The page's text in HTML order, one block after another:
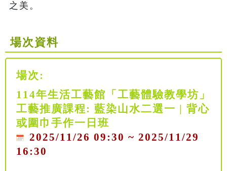
之美。
場次資料
場次:
114年生活工藝館「工藝體驗教學坊」
工藝推廣課程: 藍染山水二選一 | 背心
或圍巾手作一日班
2025/11/26 09:30 ~ 2025/11/29
16:30